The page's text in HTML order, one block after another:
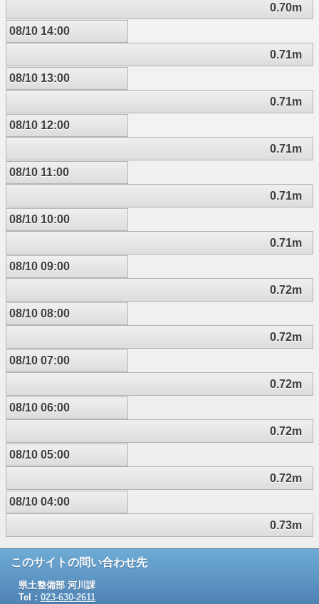
0.70m
08/10 14:00
0.71m
08/10 13:00
0.71m
08/10 12:00
0.71m
08/10 11:00
0.71m
08/10 10:00
0.71m
08/10 09:00
0.72m
08/10 08:00
0.72m
08/10 07:00
0.72m
08/10 06:00
0.72m
08/10 05:00
0.72m
08/10 04:00
0.73m
このサイトの問い合わせ先
県土整備部 河川課
Tel： 023-630-2611